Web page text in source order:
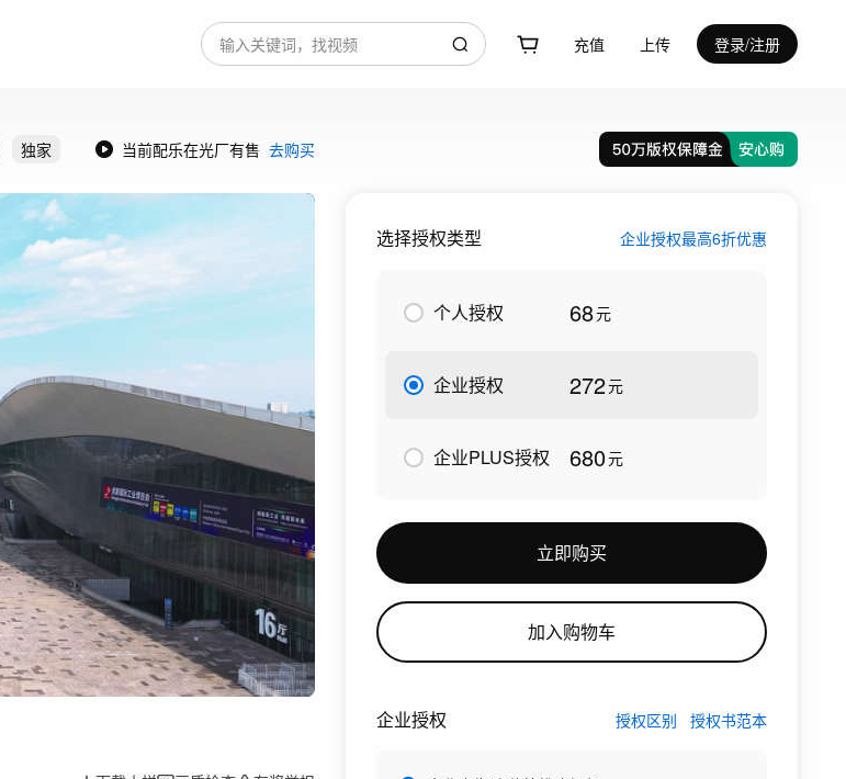
充值 上传 登录/注册
独家 当前配乐在光厂有售 去购买
选择授权类型 企业授权最高6折优惠
个人授权 68元
企业授权 272元
企业PLUS授权 680元
立即购买
加入购物车
企业授权 授权区别 授权书范本